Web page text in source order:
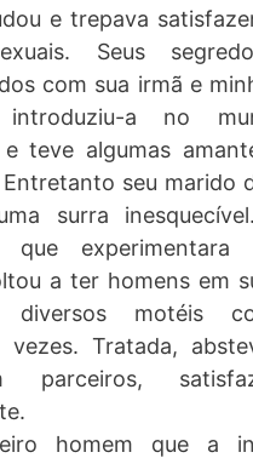
e trepava
Seus
com sua irmã e
a no
e teve algumas
seu marido
surra
que experimentara
a ter homens em
diversos motéis
vezes. Tratada,
homem que a